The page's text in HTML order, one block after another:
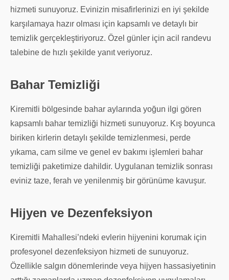
hizmeti sunuyoruz. Evinizin misafirlerinizi en iyi şekilde
karşılamaya hazır olması için kapsamlı ve detaylı bir
temizlik gerçekleştiriyoruz. Özel günler için acil randevu
talebine de hızlı şekilde yanıt veriyoruz.
Bahar Temizliği
Kiremitli bölgesinde bahar aylarında yoğun ilgi gören
kapsamlı bahar temizliği hizmeti sunuyoruz. Kış boyunca
biriken kirlerin detaylı şekilde temizlenmesi, perde
yıkama, cam silme ve genel ev bakımı işlemleri bahar
temizliği paketimize dahildir. Uygulanan temizlik sonrası
eviniz taze, ferah ve yenilenmiş bir görünüme kavuşur.
Hijyen ve Dezenfeksiyon
Kiremitli Mahallesi’ndeki evlerin hijyenini korumak için
profesyonel dezenfeksiyon hizmeti de sunuyoruz.
Özellikle salgın dönemlerinde veya hijyen hassasiyetinin